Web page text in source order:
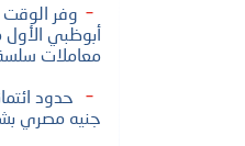
وفر الوقت
أبوظبي الأول
معاملات سلسة
جنيه مصري